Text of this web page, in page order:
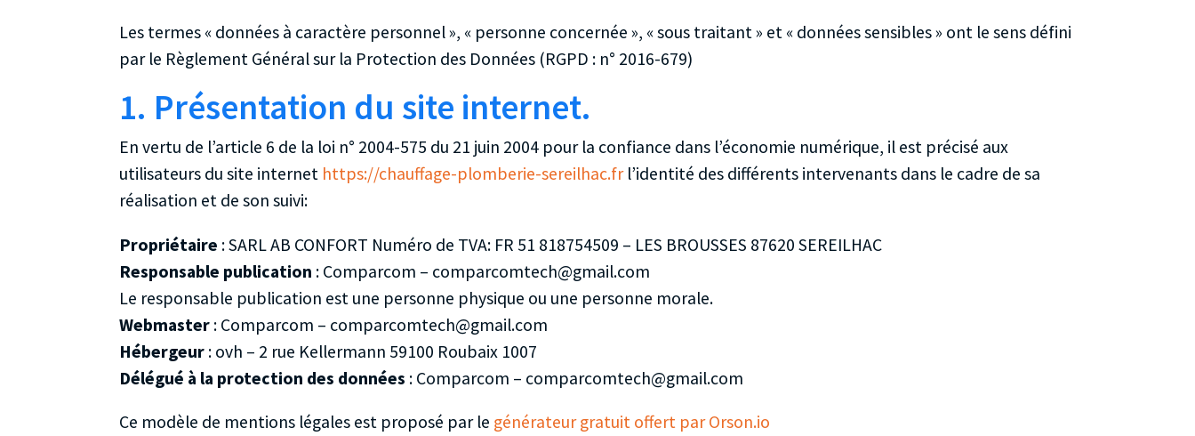
Les termes « données à caractère personnel », « personne concernée », « sous traitant » et « données sensibles » ont le sens défini
par le Règlement Général sur la Protection des Données (RGPD : n° 2016-679)
1. Présentation du site internet.
En vertu de l’article 6 de la loi n° 2004-575 du 21 juin 2004 pour la confiance dans l’économie numérique, il est précisé aux
utilisateurs du site internet https://chauffage-plomberie-sereilhac.frl’identité des différents intervenants dans le cadre de sa
réalisation et de son suivi:
Propriétaire : SARL AB CONFORT Numéro de TVA: FR 51 818754509 – LES BROUSSES 87620 SEREILHAC
Responsable publication : Comparcom – comparcomtech@gmail.com
Le responsable publication est une personne physique ou une personne morale.
Webmaster : Comparcom – comparcomtech@gmail.com
Hébergeur : ovh – 2 rue Kellermann 59100 Roubaix 1007
Délégué à la protection des données : Comparcom – comparcomtech@gmail.com
Ce modèle de mentions légales est proposé par le générateur gratuit offert par Orson.io